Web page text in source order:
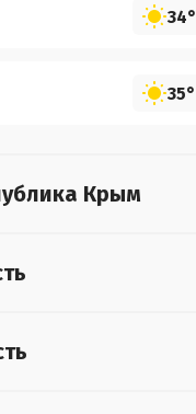
34°
35°
Крым